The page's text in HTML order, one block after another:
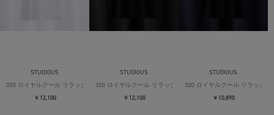
STUDIOUS
32G ロイヤルクール リラックスTシャツ
￥12,100
STUDIOUS
32G ロイヤルクール リラックスTシャツ
￥12,100
STUDIOUS
32G ロイヤルクール リラックス
￥10,890